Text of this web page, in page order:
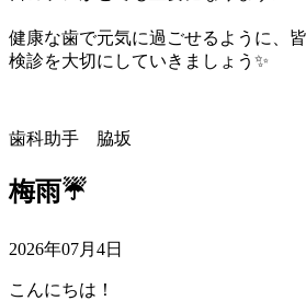
健康な歯で元気に過ごせるように、
検診を大切にしていきましょう✨️
歯科助手 脇坂
梅雨☔️
2026年07月4日
こんにちは！